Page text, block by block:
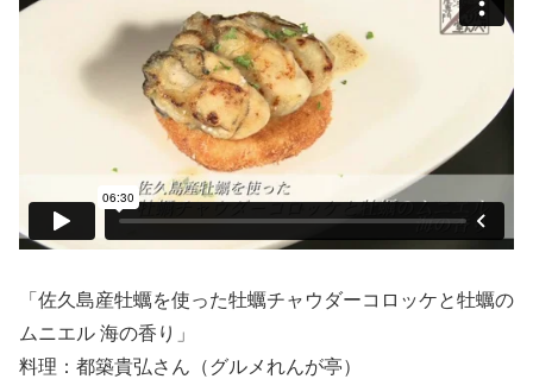
「佐久島産牡蠣を使った牡蠣チャウダーコロッケと牡蠣の
ムニエル 海の香り」
料理：都築貴弘さん（グルメれんが亭）